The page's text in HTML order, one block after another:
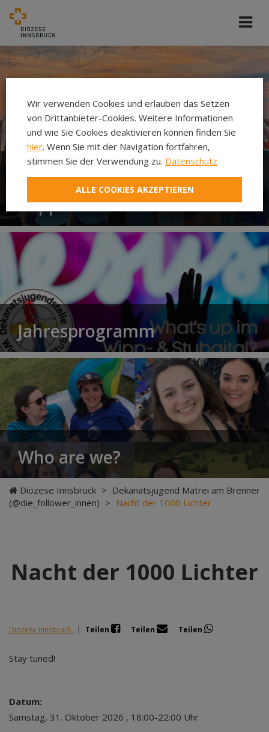
Dekanatsjugend
Wipptal/Stubai
Jahresprogramm
Who are we?
Diözese Innsbruck > Dekanatsjugend Matrei am Brenner
(@die_follower_innen) > Nacht der 1000 Lichter
Nacht der 1000 Lichter
Diözese Innsbruck | Teilen Teilen Teilen
Stay tuned!
Datum:
Samstag, 31. Oktober 2026 , 18:00-22:00 Uhr
Wir verwenden Cookies und erlauben das Setzen
von Drittanbieter-Cookies. Weitere Informationen
und wie Sie Cookies deaktivieren können finden Sie
hier. Wenn Sie mit der Navigation fortfahren,
stimmen Sie der Verwendung zu. Datenschutz
ALLE COOKIES AKZEPTIEREN